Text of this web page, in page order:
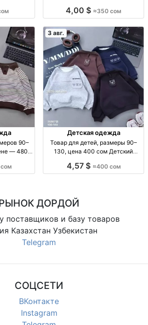
шт.
100–140, 350 сом
4,00 $ ≈350 сом
90–
— 480
3 авг.
Детская одежда
Товар для детей, размеры 90–
130, цена 400 сом Детский
4,57 $ ≈400 сом
ДОРДОЙ
поставщиков и базу товаров
Казахстан Узбекистан
Telegram
СОЦСЕТИ
ВКонтакте
Instagram